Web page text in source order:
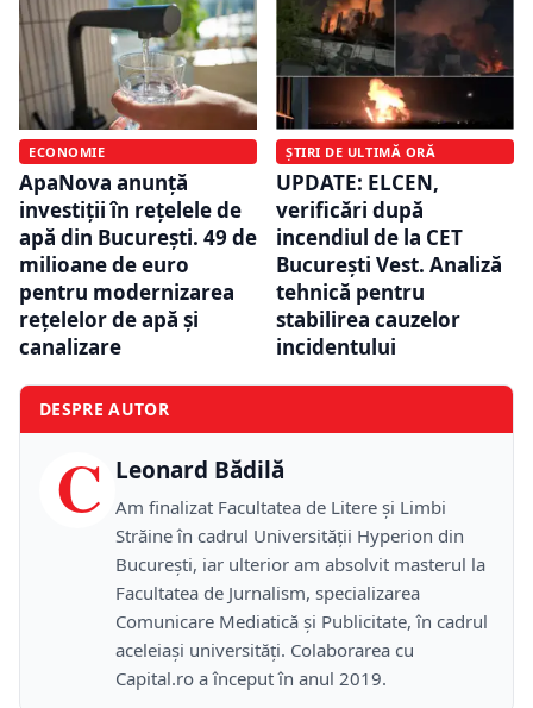
ECONOMIE
ApaNova anunță
investiții în rețelele de
apă din București. 49 de
milioane de euro
pentru modernizarea
rețelelor de apă și
canalizare
ȘTIRI DE ULTIMĂ ORĂ
UPDATE: ELCEN,
verificări după
incendiul de la CET
București Vest. Analiză
tehnică pentru
stabilirea cauzelor
incidentului
DESPRE AUTOR
C Leonard Bădilă
Am finalizat Facultatea de Litere și Limbi
Străine în cadrul Universității Hyperion din
București, iar ulterior am absolvit masterul la
Facultatea de Jurnalism, specializarea
Comunicare Mediatică și Publicitate, în cadrul
aceleiași universități. Colaborarea cu
Capital.ro a început în anul 2019.